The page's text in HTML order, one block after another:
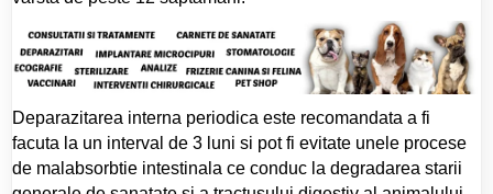
Deparazitarea interna periodica este recomandata a fi
facuta la un interval de 3 luni si pot fi evitate unele procese
de malabsorbtie intestinala ce conduc la degradarea starii